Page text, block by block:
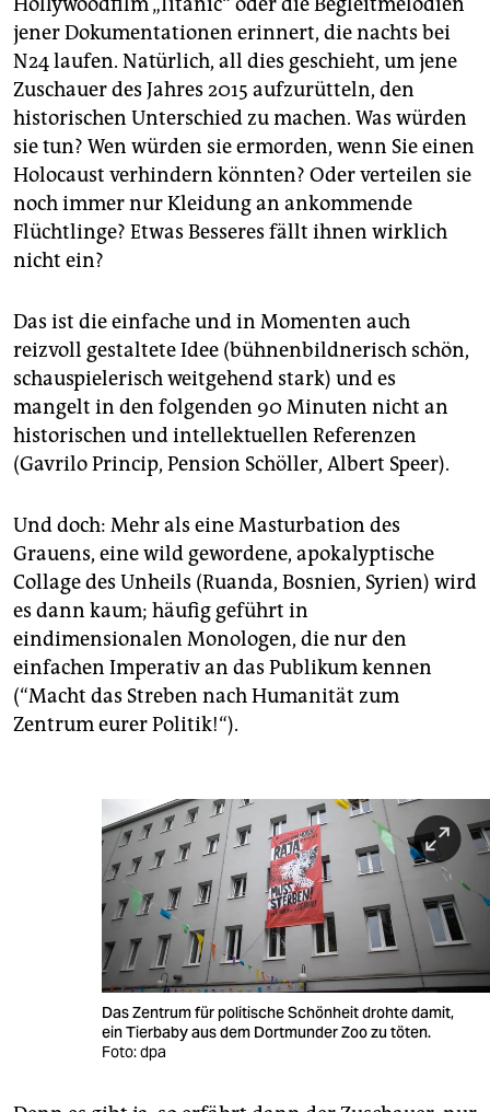
jener Dokumentationen erinnert, die nachts bei
N24 laufen. Natürlich, all dies geschieht, um jene
Zuschauer des Jahres 2015 aufzurütteln, den
historischen Unterschied zu machen. Was würden
sie tun? Wen würden sie ermorden, wenn Sie einen
Holocaust verhindern könnten? Oder verteilen sie
noch immer nur Kleidung an ankommende
Flüchtlinge? Etwas Besseres fällt ihnen wirklich
nicht ein?
Das ist die einfache und in Momenten auch
reizvoll gestaltete Idee (bühnenbildnerisch schön,
schauspielerisch weitgehend stark) und es
mangelt in den folgenden 90 Minuten nicht an
historischen und intellektuellen Referenzen
(Gavrilo Princip, Pension Schöller, Albert Speer).
Und doch: Mehr als eine Masturbation des
Grauens, eine wild gewordene, apokalyptische
Collage des Unheils (Ruanda, Bosnien, Syrien) wird
es dann kaum; häufig geführt in
eindimensionalen Monologen, die nur den
einfachen Imperativ an das Publikum kennen
(“Macht das Streben nach Humanität zum
Zentrum eurer Politik!“).
Das Zentrum für politische Schönheit drohte damit,
ein Tierbaby aus dem Dortmunder Zoo zu töten.
Foto: dpa